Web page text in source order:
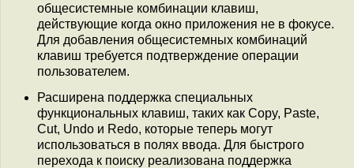
общесистемные комбинации клавиш,
действующие когда окно приложения не в фокусе.
Для добавления общесистемных комбинаций
клавиш требуется подтверждение операции
пользователем.
Расширена поддержка специальных
функциональных клавиш, таких как Copy, Paste,
Cut, Undo и Redo, которые теперь могут
использоваться в полях ввода. Для быстрого
перехода к поиску реализована поддержка